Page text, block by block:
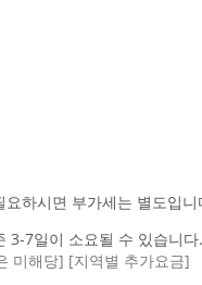
하시면 부가세는 별도입니
3-7일이 소요될 수 있습니다.
미해당] [지역별 추가요금]